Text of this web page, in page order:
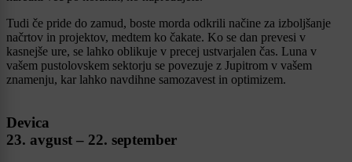
Tudi če pride do zamud, boste morda odkrili načine za izboljšanje
načrtov in projektov, medtem ko čakate. Ko se dan prevesi v
kasnejše ure, se lahko oblikuje v precej ustvarjalen čas. Luna v
vašem pustolovskem sektorju se povezuje z Jupitrom v vašem
znamenju, kar lahko navdihne samozavest in optimizem.
Devica
23. avgust – 22. september